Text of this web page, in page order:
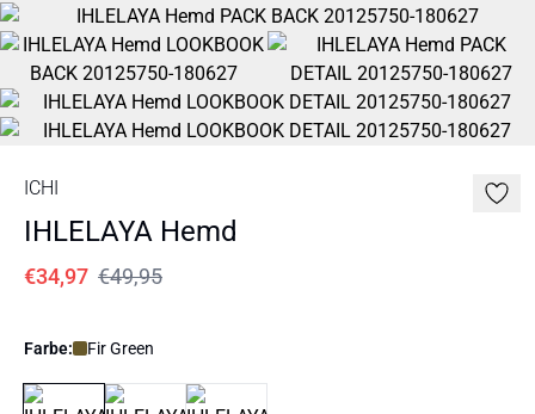
ICHI
IHLELAYA Hemd
€34,97 €49,95
Farbe: Fir Green